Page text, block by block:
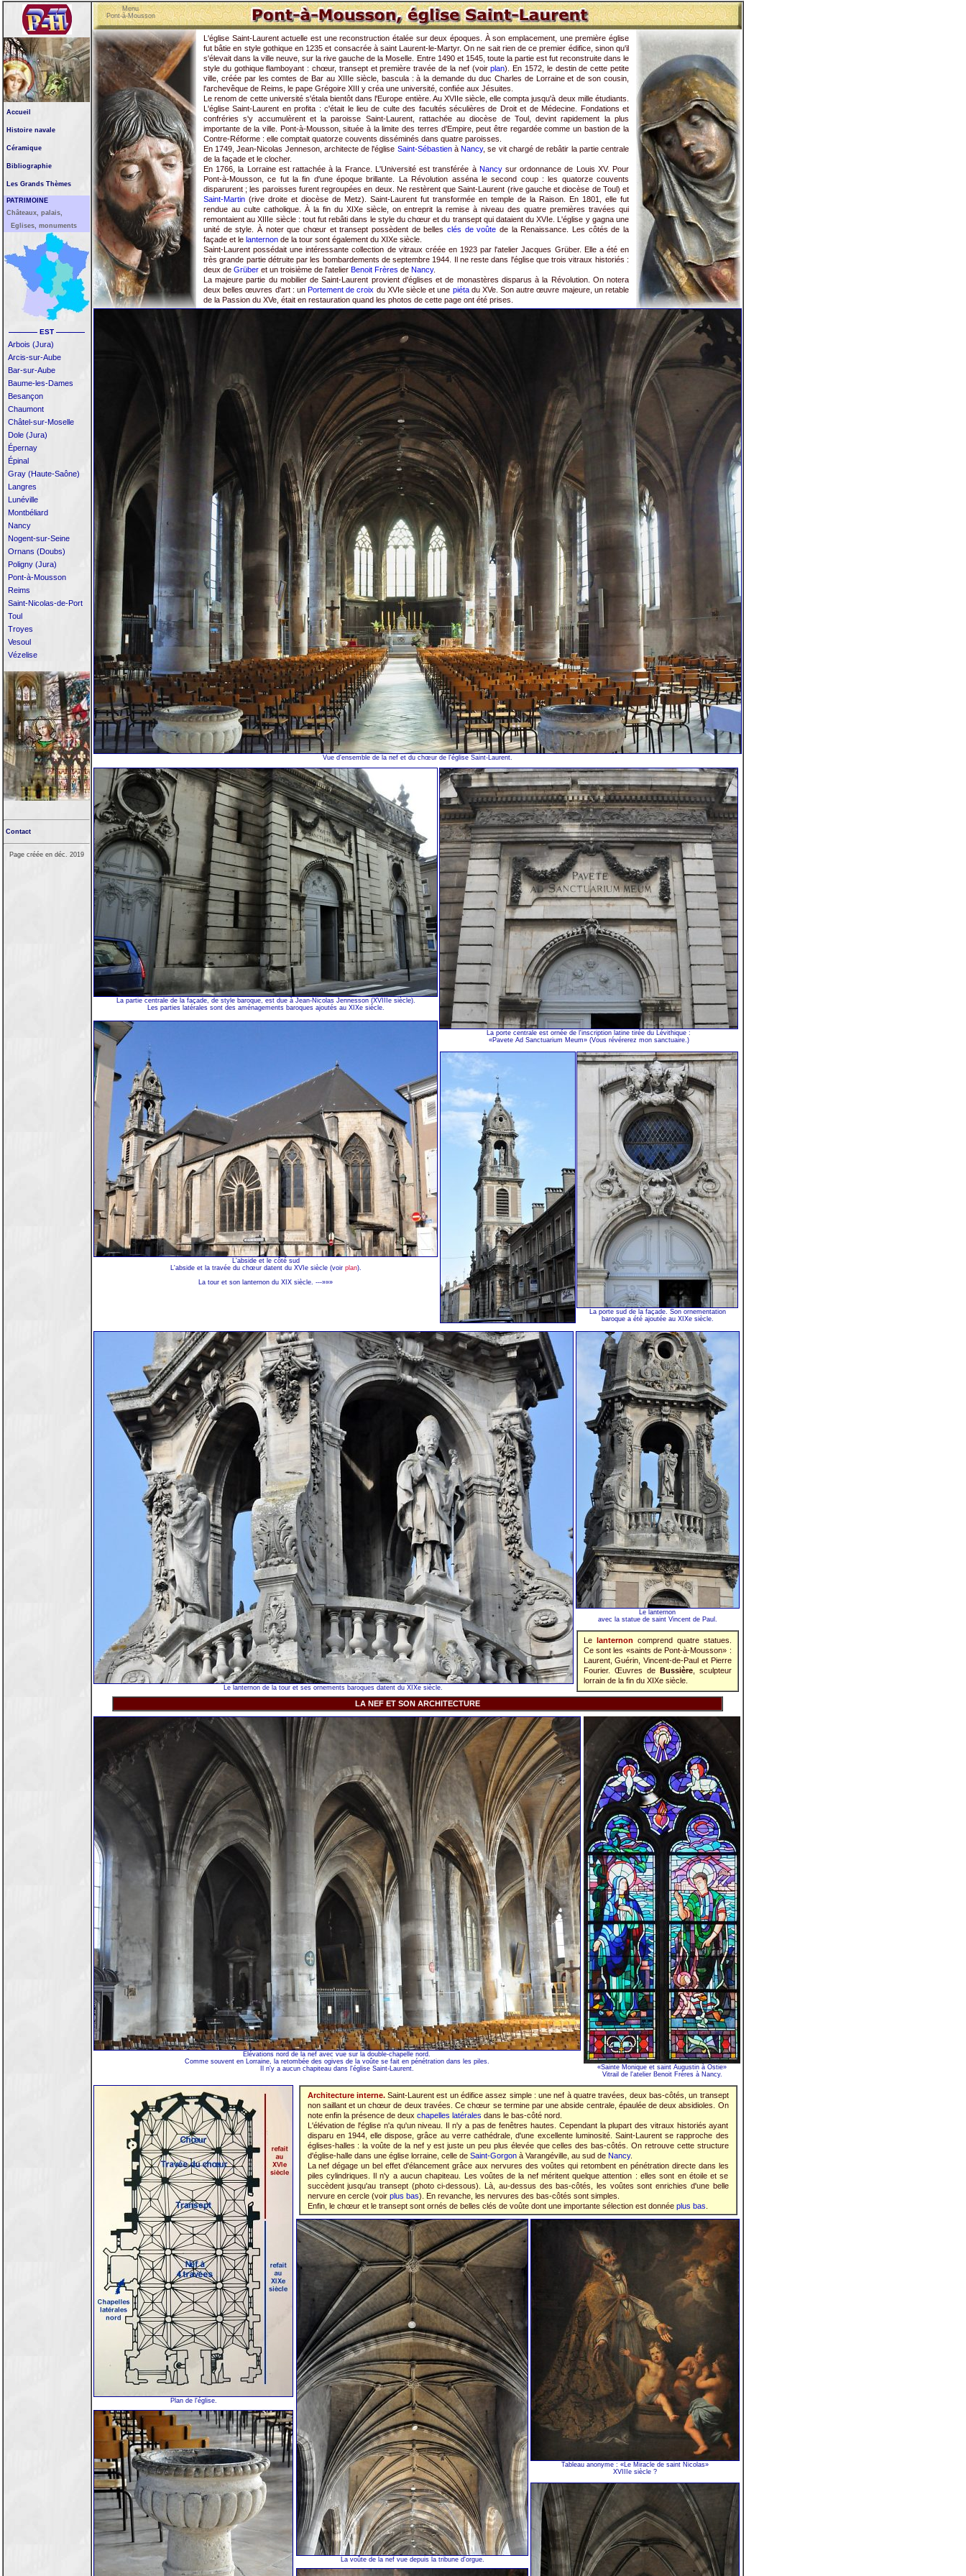
Accueil
Histoire navale
Céramique
Bibliographie
Les Grands Thèmes
PATRIMOINE
Châteaux, palais,
Eglises, monuments
———— EST ————
Arbois (Jura)
Arcis-sur-Aube
Bar-sur-Aube
Baume-les-Dames
Besançon
Chaumont
Châtel-sur-Moselle
Dole (Jura)
Épernay
Épinal
Gray (Haute-Saône)
Langres
Lunéville
Montbéliard
Nancy
Nogent-sur-Seine
Ornans (Doubs)
Poligny (Jura)
Pont-à-Mousson
Reims
Saint-Nicolas-de-Port
Toul
Troyes
Vesoul
Vézelise
Contact
Page créée en déc. 2019
L'église Saint-Laurent actuelle est une reconstruction étalée sur deux époques. À son emplacement, une première église
fut bâtie en style gothique en 1235 et consacrée à saint Laurent-le-Martyr. On ne sait rien de ce premier édifice, sinon qu'il
s'élevait dans la ville neuve, sur la rive gauche de la Moselle. Entre 1490 et 1545, toute la partie est fut reconstruite dans le
style du gothique flamboyant : chœur, transept et première travée de la nef (voirplan). En 1572, le destin de cette petite
ville, créée par les comtes de Bar au XIIIe siècle, bascula : à la demande du duc Charles de Lorraine et de son cousin,
l'archevêque de Reims, le pape Grégoire XIII y créa une université, confiée aux Jésuites.
Le renom de cette université s'étala bientôt dans l'Europe entière. Au XVIIe siècle, elle compta jusqu'à deux mille étudiants.
L'église Saint-Laurent en profita : c'était le lieu de culte des facultés séculières de Droit et de Médecine. Fondations et
confréries s'y accumulèrent et la paroisse Saint-Laurent, rattachée au diocèse de Toul, devint rapidement la plus
importante de la ville. Pont-à-Mousson, située à la limite des terres d'Empire, peut être regardée comme un bastion de la
Contre-Réforme : elle comptait quatorze couvents disséminés dans quatre paroisses.
En 1749, Jean-Nicolas Jenneson, architecte de l'église Saint-SébastienàNancy, se vit chargé de rebâtir la partie centrale
de la façade et le clocher.
En 1766, la Lorraine est rattachée à la France. L'Université est transférée à Nancysur ordonnance de Louis XV. Pour
Pont-à-Mousson, ce fut la fin d'une époque brillante. La Révolution asséna le second coup : les quatorze couvents
disparurent ; les paroisses furent regroupées en deux. Ne restèrent que Saint-Laurent (rive gauche et diocèse de Toul) et
Saint-Martin (rive droite et diocèse de Metz). Saint-Laurent fut transformée en temple de la Raison. En 1801, elle fut
rendue au culte catholique. À la fin du XIXe siècle, on entreprit la remise à niveau des quatre premières travées qui
remontaient au XIIIe siècle : tout fut rebâti dans le style du chœur et du transept qui dataient du XVIe. L'église y gagna une
unité de style. À noter que chœur et transept possèdent de belles clés de voûte de la Renaissance. Les côtés de la
façade et le lanternon de la tour sont également du XIXe siècle.
Saint-Laurent possédait une intéressante collection de vitraux créée en 1923 par l'atelier Jacques Grüber. Elle a été en
très grande partie détruite par les bombardements de septembre 1944. Il ne reste dans l'église que trois vitraux historiés :
deux de Grüber et un troisième de l'atelier Benoit Frères de Nancy.
La majeure partie du mobilier de Saint-Laurent provient d'églises et de monastères disparus à la Révolution. On notera
deux belles œuvres d'art : unPortement de croix du XVIe siècle et une piétadu XVe. Son autre œuvre majeure, un retable
de la Passion du XVe, était en restauration quand les photos de cette page ont été prises.
Vue d'ensemble de la nef et du chœur de l'église Saint-Laurent.
La partie centrale de la façade, de style baroque, est due à Jean-Nicolas Jennesson (XVIIIe siècle).
Les parties latérales sont des aménagements baroques ajoutés au XIXe siècle.
L'abside et le côté sud
L'abside et la travée du chœur datent du XVIe siècle (voir plan).
La tour et son lanternon du XIX siècle. ---»»»
La porte centrale est ornée de l'inscription latine tirée du Lévithique :
«Pavete Ad Sanctuarium Meum» (Vous révérerez mon sanctuaire.)
La porte sud de la façade. Son ornementation
baroque a été ajoutée au XIXe siècle.
Le lanternon de la tour et ses ornements baroques datent du XIXe siècle.
Le lanternon
avec la statue de saint Vincent de Paul.
Le lanternon comprend quatre statues.
Ce sont les «saints de Pont-à-Mousson» :
Laurent, Guérin, Vincent-de-Paul et Pierre
Fourier. Œuvres de Bussière, sculpteur
lorrain de la fin du XIXe siècle.
LA NEF ET SON ARCHITECTURE
Élévations nord de la nef avec vue sur la double-chapelle nord.
Comme souvent en Lorraine, la retombée des ogives de la voûte se fait en pénétration dans les piles.
Il n'y a aucun chapiteau dans l'église Saint-Laurent.
«Sainte Monique et saint Augustin à Ostie»
Vitrail de l'atelier Benoit Frères à Nancy.
Plan de l'église.
Architecture interne.Saint-Laurent est un édifice assez simple : une nef à quatre travées, deux bas-côtés, un transept
non saillant et un chœur de deux travées. Ce chœur se termine par une abside centrale, épaulée de deux absidioles. On
note enfin la présence de deux chapelles latérales dans le bas-côté nord.
L'élévation de l'église n'a qu'un niveau. Il n'y a pas de fenêtres hautes. Cependant la plupart des vitraux historiés ayant
disparu en 1944, elle dispose, grâce au verre cathédrale, d'une excellente luminosité. Saint-Laurent se rapproche des
églises-halles : la voûte de la nef y est juste un peu plus élevée que celles des bas-côtés. On retrouve cette structure
d'église-halle dans une église lorraine, celle de Saint-Gorgonà Varangéville, au sud de Nancy.
La nef dégage un bel effet d'élancement grâce aux nervures des voûtes qui retombent en pénétration directe dans les
piles cylindriques. Il n'y a aucun chapiteau. Les voûtes de la nef méritent quelque attention : elles sont en étoile et se
succèdent jusqu'au transept (photo ci-dessous). Là, au-dessus des bas-côtés, les voûtes sont enrichies d'une belle
nervure en cercle (voir plus bas). En revanche, les nervures des bas-côtés sont simples.
Enfin, le chœur et le transept sont ornés de belles clés de voûte dont une importante sélection est donnée plus bas
La voûte de la nef vue depuis la tribune d'orgue.
Tableau anonyme : «Le Miracle de saint Nicolas»
XVIIIe siècle ?
Menu
Pont-à-Mousson